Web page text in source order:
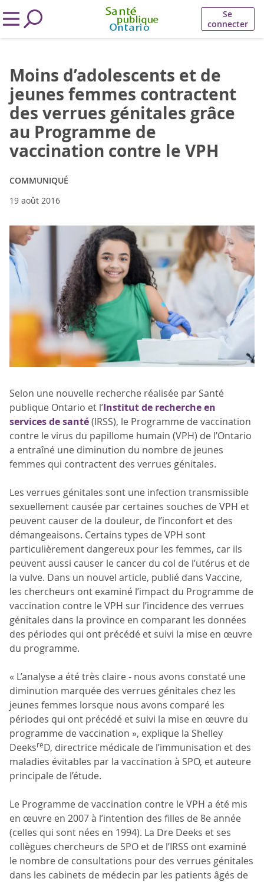
Se
connecter
Moins d’adolescents et de
jeunes femmes contractent
des verrues génitales grâce
au Programme de
vaccination contre le VPH
COMMUNIQUÉ
19 août 2016
Selon une nouvelle recherche réalisée par Santé
publique Ontario et l’Institut de recherche en
services de santé(IRSS), le Programme de vaccination
contre le virus du papillome humain (VPH) de l’Ontario
a entraîné une diminution du nombre de jeunes
femmes qui contractent des verrues génitales.
Les verrues génitales sont une infection transmissible
sexuellement causée par certaines souches de VPH et
peuvent causer de la douleur, de l’inconfort et des
démangeaisons. Certains types de VPH sont
particulièrement dangereux pour les femmes, car ils
peuvent aussi causer le cancer du col de l’utérus et de
la vulve. Dans un nouvel article, publié dans Vaccine,
les chercheurs ont examiné l’impact du Programme de
vaccination contre le VPH sur l’incidence des verrues
génitales dans la province en comparant les données
des périodes qui ont précédé et suivi la mise en œuvre
du programme.
« L’analyse a été très claire - nous avons constaté une
diminution marquée des verrues génitales chez les
jeunes femmes lorsque nous avons comparé les
périodes qui ont précédé et suivi la mise en œuvre du
programme de vaccination », explique la Shelley
DeeksreD, directrice médicale de l’immunisation et des
maladies évitables par la vaccination à SPO, et auteure
principale de l’étude.
Le Programme de vaccination contre le VPH a été mis
en œuvre en 2007 à l’intention des filles de 8e année
(celles qui sont nées en 1994). La Dre Deeks et ses
collègues chercheurs de SPO et de l’IRSS ont examiné
le nombre de consultations pour des verrues génitales
dans les cabinets de médecin par les patients âgés de